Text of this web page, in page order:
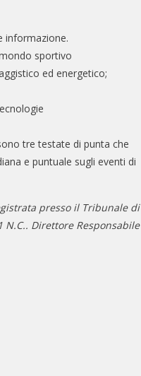
informazione.
sportivo
ed energetico;
tre testate di punta che
e puntuale sugli eventi di
presso il Tribunale di
N.C.. Direttore Responsabile